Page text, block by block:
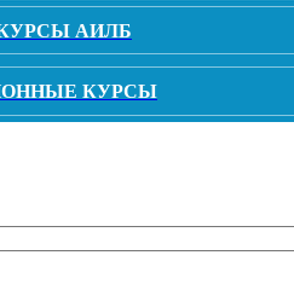
АИЛБ
КУРСЫ